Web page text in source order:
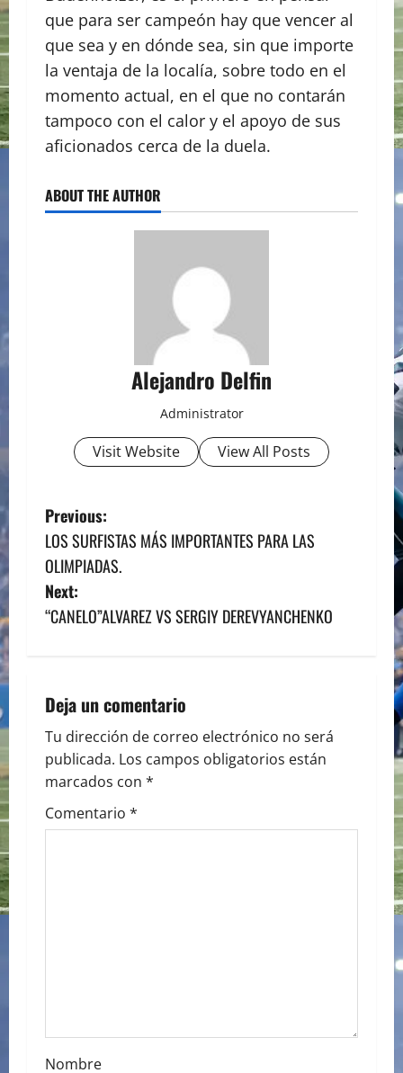
que para ser campeón hay que vencer al
que sea y en dónde sea, sin que importe
la ventaja de la localía, sobre todo en el
momento actual, en el que no contarán
tampoco con el calor y el apoyo de sus
aficionados cerca de la duela.
ABOUT THE AUTHOR
Alejandro Delfin
Administrator
Visit Website View All Posts
P
o
s
t
a
v
i
g
Previous:
LOS SURFISTAS MÁS IMPORTANTES PARA LAS
OLIMPIADAS.
Next:
“CANELO”ALVAREZ VS SERGIY DEREVYANCHENKO
Deja un comentario
Tu dirección de correo electrónico no será
publicada. Los campos obligatorios están
marcados con *
Comentario *
Nombre